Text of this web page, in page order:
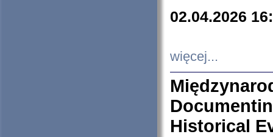
02.04.2026
więcej...
Historical